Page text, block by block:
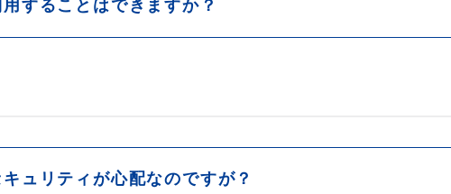
することはできますか？
ュリティが心配なのですが？